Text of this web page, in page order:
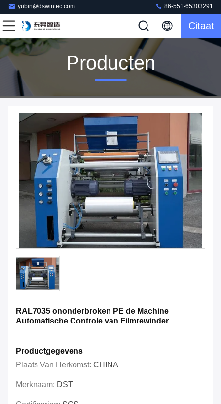
yubin@dswintec.com 86-551-65303291
Citaat
Producten
RAL7035 ononderbroken PE de Machine
Automatische Controle van Filmrewinder
Productgegevens
Plaats Van Herkomst: CHINA
Merknaam: DST